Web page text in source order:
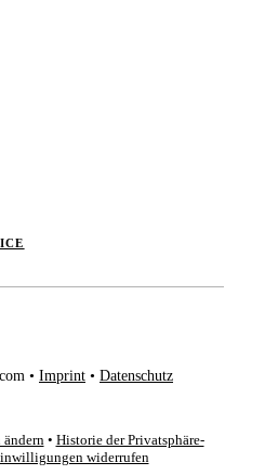
• Imprint • Datenschutz
• Historie der Privatsphäre-
widerrufen